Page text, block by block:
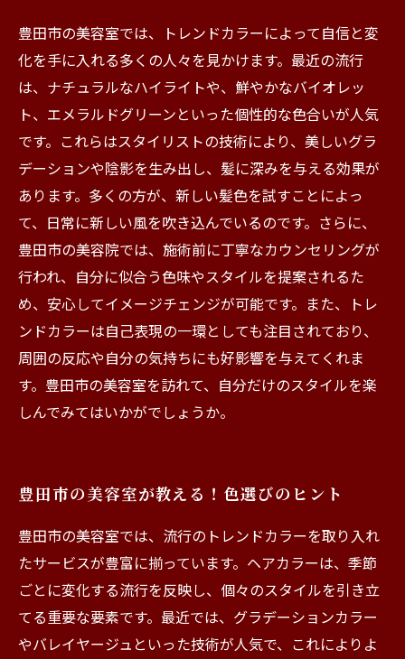
豊田市の美容室では、トレンドカラーによって自信と変
化を手に入れる多くの人々を見かけます。最近の流行
は、ナチュラルなハイライトや、鮮やかなバイオレッ
ト、エメラルドグリーンといった個性的な色合いが人気
です。これらはスタイリストの技術により、美しいグラ
デーションや陰影を生み出し、髪に深みを与える効果が
あります。多くの方が、新しい髪色を試すことによっ
て、日常に新しい風を吹き込んでいるのです。さらに、
豊田市の美容院では、施術前に丁寧なカウンセリングが
行われ、自分に似合う色味やスタイルを提案されるた
め、安心してイメージチェンジが可能です。また、トレ
ンドカラーは自己表現の一環としても注目されており、
周囲の反応や自分の気持ちにも好影響を与えてくれま
す。豊田市の美容室を訪れて、自分だけのスタイルを楽
しんでみてはいかがでしょうか。
豊田市の美容室が教える！色選びのヒント
豊田市の美容室では、流行のトレンドカラーを取り入れ
たサービスが豊富に揃っています。ヘアカラーは、季節
ごとに変化する流行を反映し、個々のスタイルを引き立
てる重要な要素です。最近では、グラデーションカラー
やバレイヤージュといった技術が人気で、これによりよ